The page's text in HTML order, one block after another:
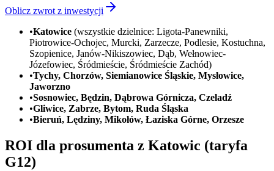
Oblicz zwrot z inwestycji
•Katowice (wszystkie dzielnice: Ligota-Panewniki,
Piotrowice-Ochojec, Murcki, Zarzecze, Podlesie, Kostuchna,
Szopienice, Janów-Nikiszowiec, Dąb, Wełnowiec-
Józefowiec, Śródmieście, Śródmieście Zachód)
•Tychy, Chorzów, Siemianowice Śląskie, Mysłowice,
Jaworzno
•Sosnowiec, Będzin, Dąbrowa Górnicza, Czeladź
•Gliwice, Zabrze, Bytom, Ruda Śląska
•Bieruń, Lędziny, Mikołów, Łaziska Górne, Orzesze
ROI dla prosumenta z Katowic (taryfa
G12)